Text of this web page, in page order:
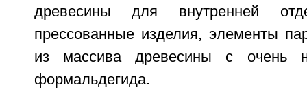
древесины для внутренней
прессованные изделия, элементы
из массива древесины с очень
формальдегида.